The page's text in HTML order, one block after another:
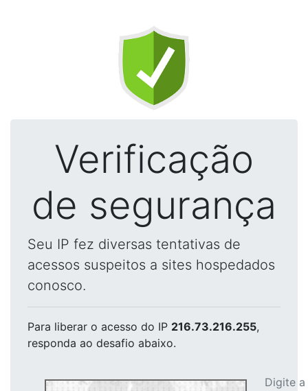
Verificação
de segurança
Seu IP fez diversas tentativas de
acessos suspeitos a sites hospedados
conosco.
Para liberar o acesso do IP 216.73.216.255,
responda ao desafio abaixo.
Digite